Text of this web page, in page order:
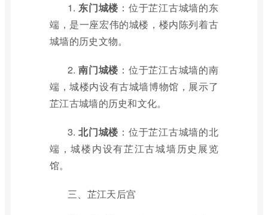
1.东门城楼 ：位于芷江古城墙的东
端，是一座宏伟的城楼，楼内陈列着古
城墙的历史文物。
2.南门城楼 ：位于芷江古城墙的南
端，城楼内设有古城墙博物馆，展示了
芷江古城墙的历史和文化。
3.北门城楼 ：位于芷江古城墙的北
端，城楼内设有芷江古城墙历史展览
馆。
三、芷江天后宫